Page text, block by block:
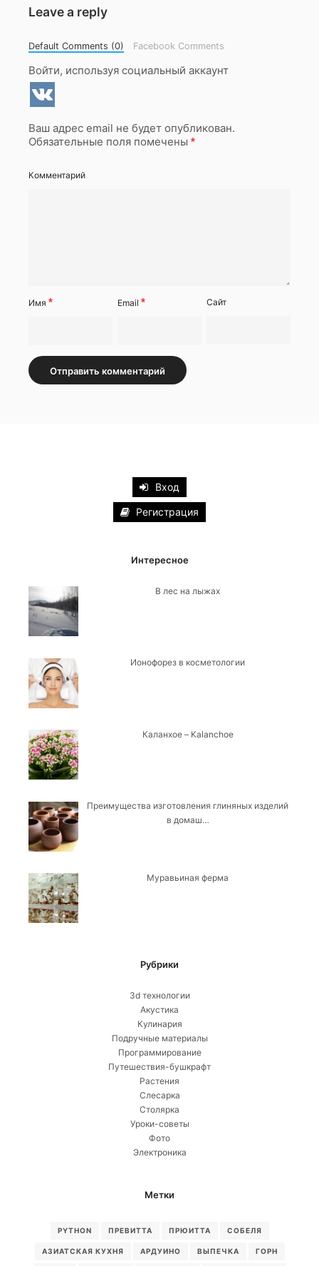
Leave a reply
Default Comments (0) Facebook Comments
Войти, используя социальный аккаунт
Ваш адрес email не будет опубликован.
Обязательные поля помечены *
Комментарий
Имя * Email* Сайт
Вход
Регистрация
Интересное
В лес на лыжах
Ионофорез в косметологии
Каланхое – Kalanchoe
Преимущества изготовления глиняных изделий
в домаш…
Муравьиная ферма
Рубрики
3d технологии
Акустика
Кулинария
Подручные материалы
Программирование
Путешествия-бушкрафт
Растения
Слесарка
Столярка
Уроки-советы
Фото
Электроника
Метки
PYTHON ПРЕВИТТА ПРЮИТТА СОБЕЛЯ
АЗИАТСКАЯ КУХНЯ АРДУИНО ВЫПЕЧКА ГОРН